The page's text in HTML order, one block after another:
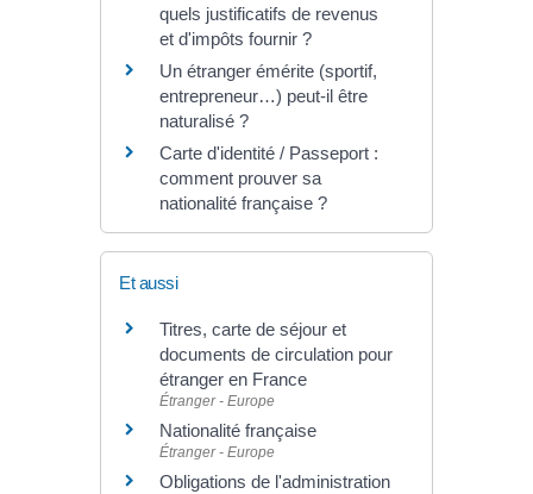
quels justificatifs de revenus
et d'impôts fournir ?
Un étranger émérite (sportif,
entrepreneur…) peut-il être
naturalisé ?
Carte d'identité / Passeport :
comment prouver sa
nationalité française ?
Et aussi
Titres, carte de séjour et
documents de circulation pour
étranger en France
Étranger - Europe
Nationalité française
Étranger - Europe
Obligations de l'administration